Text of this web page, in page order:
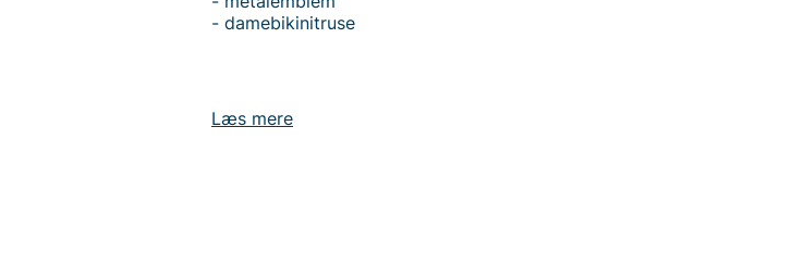
Læs mere
- damebikinitruse
Tak fordi du handler i vores webshop. Besøg også vores butik i